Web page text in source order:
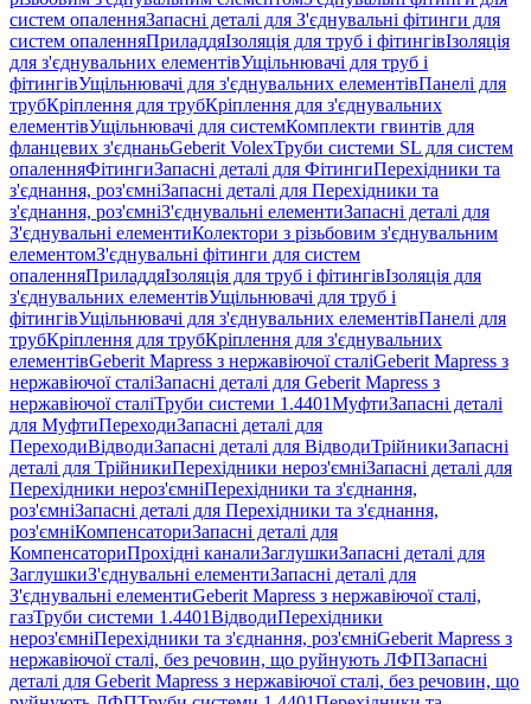
систем опаленняЗапасні деталі для З'єднувальні фітинги для
систем опаленняПриладдяІзоляція для труб і фітингівІзоляція
для з'єднувальних елементівУщільнювачі для труб і
фітингівУщільнювачі для з'єднувальних елементівПанелі для
трубКріплення для трубКріплення для з'єднувальних
елементівУщільнювачі для системКомплекти гвинтів для
фланцевих з'єднаньGeberit VolexТруби системи SL для систем
опаленняФітингиЗапасні деталі для ФітингиПерехідники та
з'єднання, роз'ємніЗапасні деталі для Перехідники та
з'єднання, роз'ємніЗ'єднувальні елементиЗапасні деталі для
З'єднувальні елементиКолектори з різьбовим з'єднувальним
елементомЗ'єднувальні фітинги для систем
опаленняПриладдяІзоляція для труб і фітингівІзоляція для
з'єднувальних елементівУщільнювачі для труб і
фітингівУщільнювачі для з'єднувальних елементівПанелі для
трубКріплення для трубКріплення для з'єднувальних
елементівGeberit Mapress з нержавіючої сталіGeberit Mapress з
нержавіючої сталіЗапасні деталі для Geberit Mapress з
нержавіючої сталіТруби системи 1.4401МуфтиЗапасні деталі
для МуфтиПереходиЗапасні деталі для
ПереходиВідводиЗапасні деталі для ВідводиТрійникиЗапасні
деталі для ТрійникиПерехідники нероз'ємніЗапасні деталі для
Перехідники нероз'ємніПерехідники та з'єднання,
роз'ємніЗапасні деталі для Перехідники та з'єднання,
роз'ємніКомпенсаториЗапасні деталі для
КомпенсаториПрохідні каналиЗаглушкиЗапасні деталі для
ЗаглушкиЗ'єднувальні елементиЗапасні деталі для
З'єднувальні елементиGeberit Mapress з нержавіючої сталі,
газТруби системи 1.4401ВідводиПерехідники
нероз'ємніПерехідники та з'єднання, роз'ємніGeberit Mapress з
нержавіючої сталі, без речовин, що руйнують ЛФПЗапасні
деталі для Geberit Mapress з нержавіючої сталі, без речовин, що